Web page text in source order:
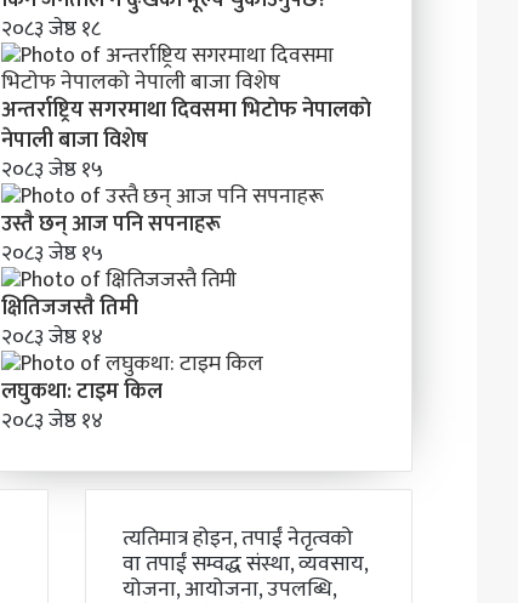
२०८३ जेष्ठ १८
अन्तर्राष्ट्रिय सगरमाथा दिवसमा भिटाेफ नेपालकाे
नेपाली बाजा विशेष
२०८३ जेष्ठ १५
उस्तै छन् आज पनि सपनाहरू
२०८३ जेष्ठ १५
क्षितिजजस्तै तिमी
२०८३ जेष्ठ १४
लघुकथा: टाइम किल
२०८३ जेष्ठ १४
त्यतिमात्र होइन, तपाईं नेतृत्वको
वा तपाईं सम्वद्ध संस्था, व्यवसाय,
योजना, आयोजना, उपलब्धि,